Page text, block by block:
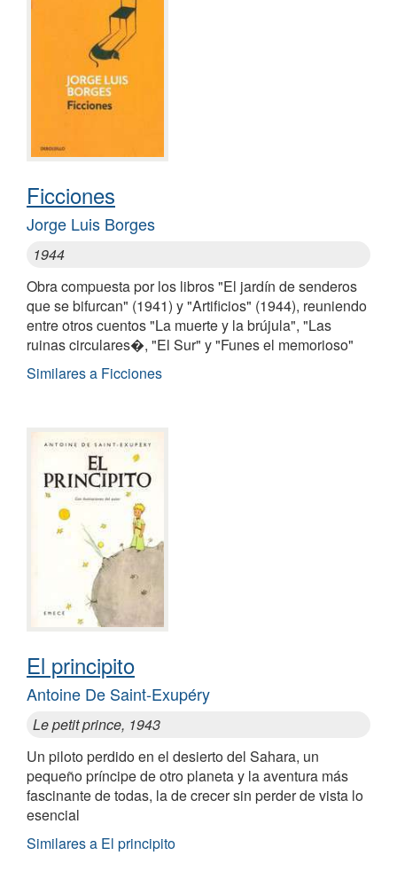
Ficciones
Jorge Luis Borges
1944
Obra compuesta por los libros "El jardín de senderos
que se bifurcan" (1941) y "Artificios" (1944), reuniendo
entre otros cuentos "La muerte y la brújula", "Las
ruinas circulares�, "El Sur" y "Funes el memorioso"
Similares a Ficciones
El principito
Antoine De Saint-Exupéry
Le petit prince, 1943
Un piloto perdido en el desierto del Sahara, un
pequeño príncipe de otro planeta y la aventura más
fascinante de todas, la de crecer sin perder de vista lo
esencial
Similares a El principito